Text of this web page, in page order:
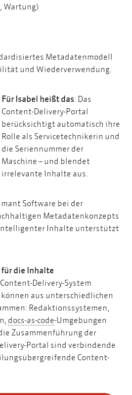
Wartung)
Metadatenmodell
und Wiederverwendung.
Für Isabel heißt das: Das
Content-Delivery-Portal
berücksichtigt automatisch ihre
Rolle als Servicetechnikerin und
die Seriennummer der
Maschine – und blendet
irrelevante Inhalte aus.
Software bei der
Metadatenkonzepts
Inhalte unterstützt
die Inhalte
Delivery-System
aus unterschiedlichen
Redaktionssystemen,
docs-as-codedocs-as-code
-Umgebungen
Zusammenführung der
Portal sind verbindende
Content-